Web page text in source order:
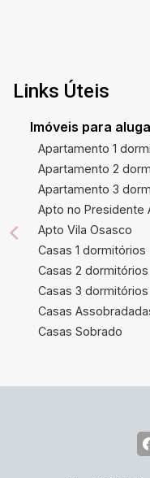
Links Úteis
Imóveis para
Apartamento 1
Apartamento 2
Apartamento 3
Apto no Presidente
Apto Vila Osasco
Casas 1 dormitórios
Casas 2 dormitórios
Casas 3 dormitórios
Casas
Casas Sobrado